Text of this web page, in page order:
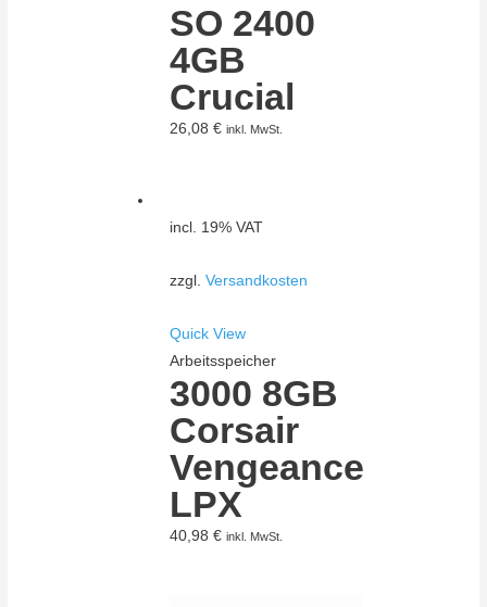
SO 2400
4GB
Crucial
26,08 € inkl. MwSt.
incl. 19% VAT
zzgl. Versandkosten
Quick View
Arbeitsspeicher
3000 8GB
Corsair
Vengeance
LPX
40,98 € inkl. MwSt.